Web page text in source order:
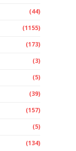
(44)
(1155)
(173)
(3)
(5)
(39)
(157)
(5)
(134)